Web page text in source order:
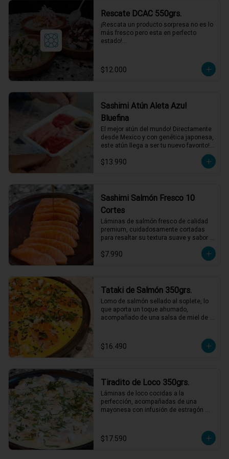
Rescate DCAC 550grs.
¡Rescata un producto sorpresa no es lo
más fresco pero esta en perfecto
estado!
caducidad el mismo día o al día
siguiente.
$12.000
Sashimi Atún Aleta Azul
Bluefina
El mejor atún del mundo! Directamente
desde Mexico y con genética japonesa,
este atún llega a ser tu nuevo favorito!
seleccionados.
$13.990
Sashimi Salmón Fresco 10
Cortes
Láminas de salmón fresco de calidad
premium, cuidadosamente cortadas
para resaltar su textura suave y sabor
natural. Perfecto para disfrutar solo o
acompañado de salsa de soya.
$7.990
Tataki de Salmón 350grs.
Lomo de salmón sellado al soplete, lo
que aporta un toque ahumado,
acompañado de una salsa de miel de
maracuyá y sesamo tostadas.
$16.490
Tiradito de Loco 350grs.
Láminas de loco cocidas a la
perfección, acompañadas de una
mayonesa con infusión de estragón
lleno de sabor y tradición. ¡Un platillo
que no te querrás perder! 🍽️🌿
$17.590